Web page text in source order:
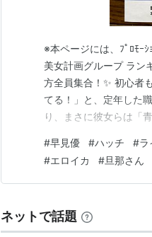
※本ページには、ﾌﾟﾛﾓｰ
美女計画グループ ラン
方全員集合！✨ 初心者
てる！」と、定年した
り、まさに彼女らは「
るとのこと。 前回シリ
集合する企画だから、
#早見優 #ハッチ #ラ
#エロイカ #旦那さん
ネットで話題